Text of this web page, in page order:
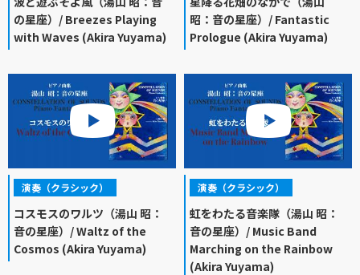
の星座）/ Breezes Playing
with Waves (Akira Yuyama)
昭：音の星座）/ Fantastic
Prologue (Akira Yuyama)
演奏（クラシック）
コスモスのワルツ（湯山 昭：
音の星座）/ Waltz of the
Cosmos (Akira Yuyama)
演奏（クラシック）
虹をわたる音楽隊（湯山 昭：
音の星座）/ Music Band
Marching on the Rainbow
(Akira Yuyama)